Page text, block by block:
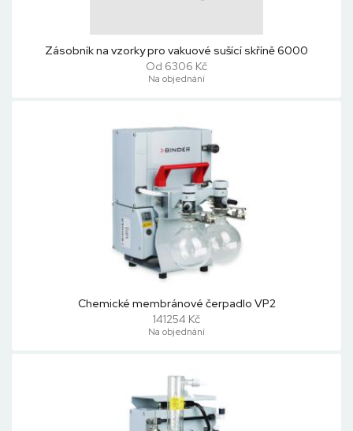
Zásobník na vzorky pro vakuové sušící skříně 6000
Od 6306 Kč
Na objednání
Chemické membránové čerpadlo VP2
141254 Kč
Na objednání